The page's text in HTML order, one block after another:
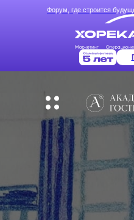
Форум, где строится